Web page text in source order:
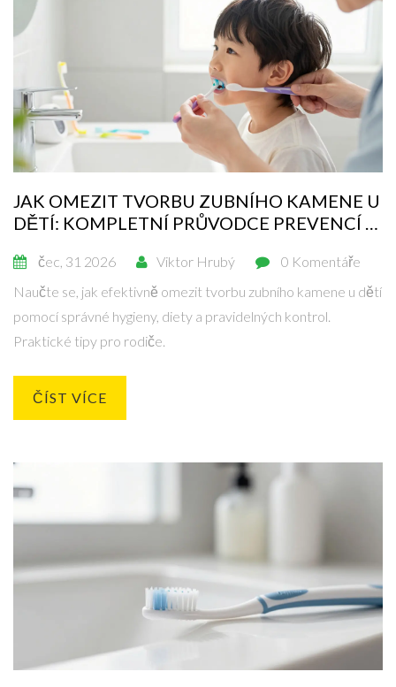
JAK OMEZIT TVORBU ZUBNÍHO KAMENE U
DĚTÍ: KOMPLETNÍ PRŮVODCE PREVENCÍ A
čec, 31 2026 Viktor Hrubý
0 Komentáře
Naučte se, jak efektivně omezit tvorbu zubního kamene u dětí
pomocí správné hygieny, diety a pravidelných kontrol.
Praktické tipy pro rodiče.
ČÍST VÍCE